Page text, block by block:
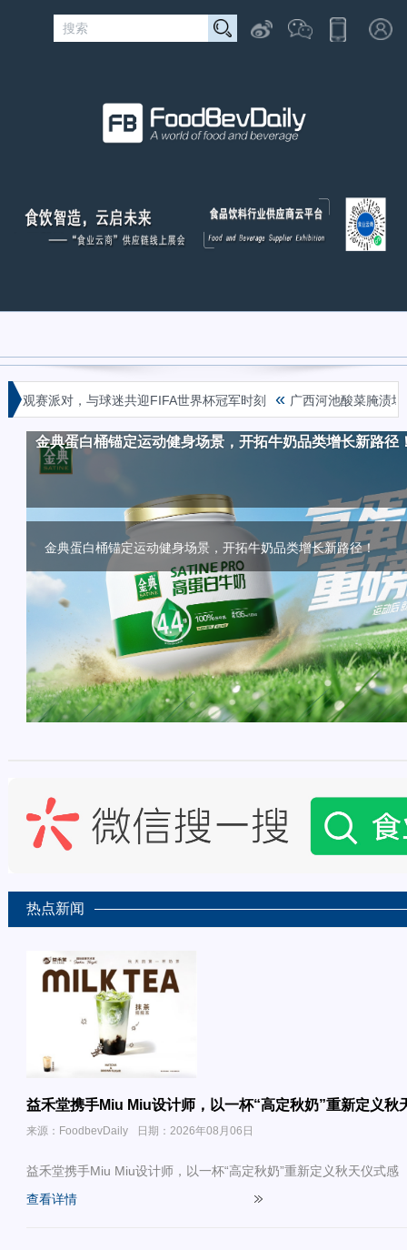
观赛派对，与球迷共迎FIFA世界杯冠军时刻 « 广西河池酸菜腌渍场
金典蛋白桶锚定运动健身场景，开拓牛奶品类增长新路径
金典蛋白桶锚定运动健身场景，开拓牛奶品类增长新路径！
加码布局B端原料奶赛道，蒙牛专业乳品引领烘焙创新趋
加码布局B端原料奶赛道，蒙牛专业乳品引领烘焙创新趋势！
推动护嗓“养声”日常化，百年品牌龙角散西雅展强势破圈
推动护嗓“养声”日常化，百年品牌龙角散西雅展强势破圈！
破圈传播新范式！燕京啤酒历届510如何用“三贯穿五纵
量
破圈传播新范式！燕京啤酒历届510如何用“三贯穿五纵横六点连
频频打造爆款，畅轻领跑“爆珠酸奶”潜力新赛道！
频频打造爆款，畅轻领跑“爆珠酸奶”潜力新赛道！
热点新闻
益禾堂携手Miu Miu设计师，以一杯“高定秋奶”重新定义秋
来源：FoodbevDaily 日期：2026年08月06日
益禾堂携手Miu Miu设计师，以一杯“高定秋奶”重新定义秋天仪式感
查看详情